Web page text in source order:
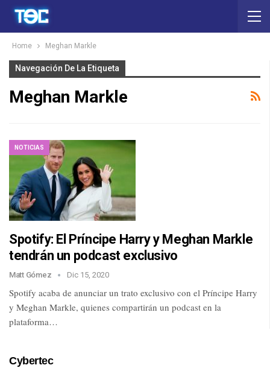
Home Meghan Markle
Navegación De La Etiqueta
Meghan Markle
NOTICIAS
Spotify: El Príncipe Harry y Meghan Markle
tendrán un podcast exclusivo
Matt Gómez Dic 15, 2020
Spotify acaba de anunciar un trato exclusivo con el Príncipe Harry
y Meghan Markle, quienes compartirán un podcast en la
plataforma…
Cybertec